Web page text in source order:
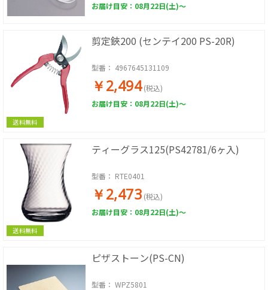
お届け目安：08月22日(土)～
送料無料
剪定鋏200 (センテイ200 PS-20R)
型番： 4967645131109
￥2,494 (税込)
お届け目安：08月22日(土)～
送料無料
ティーグラス125(PS42781/6ヶ入)
型番： RTE0401
￥2,473 (税込)
お届け目安：08月22日(土)～
ピザストーン(PS-CN)
型番： WPZ5801